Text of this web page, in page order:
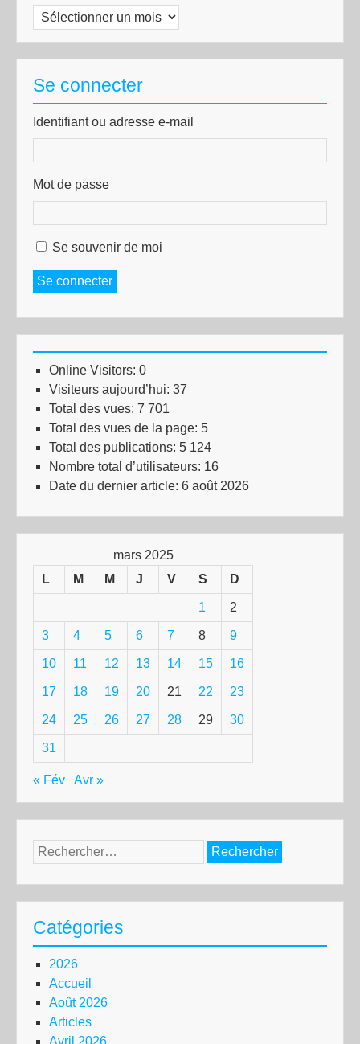
Archives
Se connecter
Identifiant ou adresse e-mail
Mot de passe
Se souvenir de moi
Se connecter
Online Visitors: 0
Visiteurs aujourd’hui: 37
Total des vues: 7 701
Total des vues de la page: 5
Total des publications: 5 124
Nombre total d’utilisateurs: 16
Date du dernier article: 6 août 2026
mars 2025
L
M M J V S D
1 2
3 4 5 6 7 8 9
10 11 12 13 14 15 16
17 18 19 20 21 22 23
24 25 26 27 28 29 30
31
« Fév Avr »
Rechercher :
Catégories
2026
Accueil
Août 2026
Articles
Avril 2026